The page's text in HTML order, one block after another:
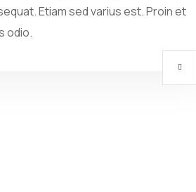
Etiam sed varius est. Proin et
odio.